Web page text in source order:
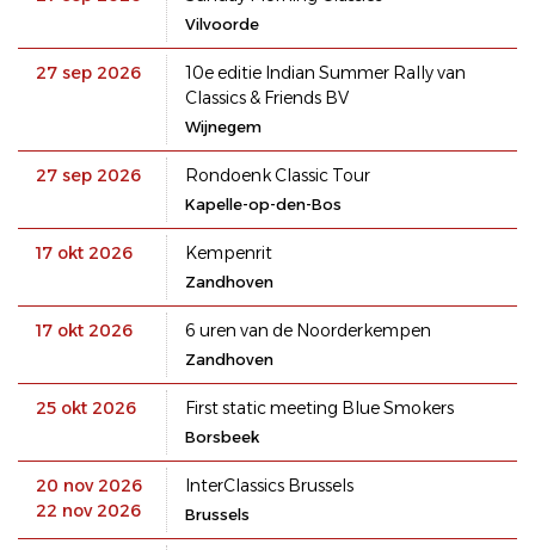
Vilvoorde
27 sep 2026
10e editie Indian Summer Rally van
Classics & Friends BV
Wijnegem
27 sep 2026 Rondoenk Classic Tour
Kapelle-op-den-Bos
17 okt 2026 Kempenrit
Zandhoven
17 okt 2026 6 uren van de Noorderkempen
Zandhoven
25 okt 2026 First static meeting Blue Smokers
Borsbeek
20 nov 2026
22 nov 2026
InterClassics Brussels
Brussels